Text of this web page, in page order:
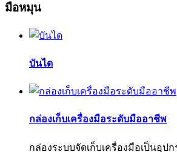
มือหมุน
บันได
กล่องเก็บเครื่องมือระดับมืออาชีพ
กล่องระบบจัดเก็บเครื่องมือเป็นอุป